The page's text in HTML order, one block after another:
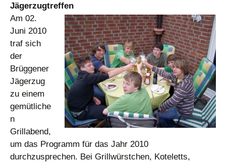
Jägerzugtreffen
Am 02.
Juni 2010
traf sich
der
Brüggener
Jägerzug
zu einem
gemütliche
n
Grillabend,
um das Programm für das Jahr 2010
durchzusprechen. Bei Grillwürstchen, Koteletts,